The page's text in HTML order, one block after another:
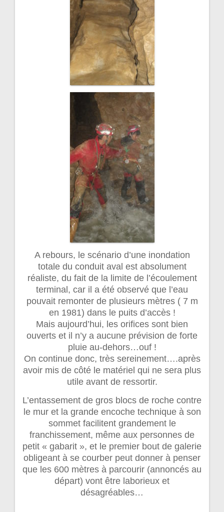
A rebours, le scénario d’une inondation
totale du conduit aval est absolument
réaliste, du fait de la limite de l’écoulement
terminal, car il a été observé que l’eau
pouvait remonter de plusieurs mètres ( 7 m
en 1981) dans le puits d’accès !
Mais aujourd’hui, les orifices sont bien
ouverts et il n’y a aucune prévision de forte
pluie au-dehors…ouf !
On continue donc, très sereinement….après
avoir mis de côté le matériel qui ne sera plus
utile avant de ressortir.
L’entassement de gros blocs de roche contre
le mur et la grande encoche technique à son
sommet facilitent grandement le
franchissement, même aux personnes de
petit « gabarit », et le premier bout de galerie
obligeant à se courber peut donner à penser
que les 600 mètres à parcourir (annoncés au
départ) vont être laborieux et
désagréables…